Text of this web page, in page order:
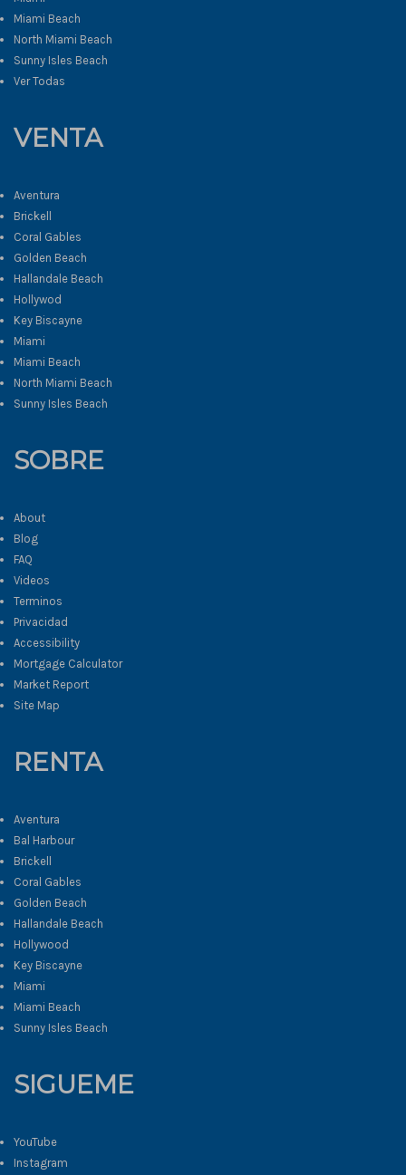
Miami Beach
North Miami Beach
Sunny Isles Beach
Ver Todas
VENTA
Aventura
Brickell
Coral Gables
Golden Beach
Hallandale Beach
Hollywod
Key Biscayne
Miami
Miami Beach
North Miami Beach
Sunny Isles Beach
SOBRE
About
Blog
FAQ
Videos
Terminos
Privacidad
Accessibility
Mortgage Calculator
Market Report
Site Map
RENTA
Aventura
Bal Harbour
Brickell
Coral Gables
Golden Beach
Hallandale Beach
Hollywood
Key Biscayne
Miami
Miami Beach
Sunny Isles Beach
SIGUEME
YouTube
Instagram